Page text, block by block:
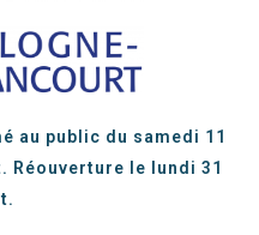
au public du samedi 11
Réouverture le lundi 31